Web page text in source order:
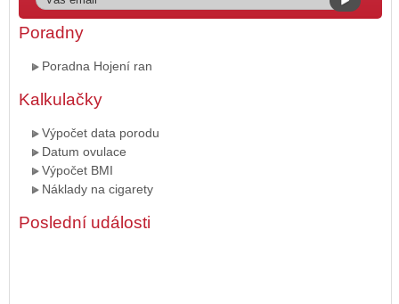
Poradny
Poradna Hojení ran
Kalkulačky
Výpočet data porodu
Datum ovulace
Výpočet BMI
Náklady na cigarety
Poslední události